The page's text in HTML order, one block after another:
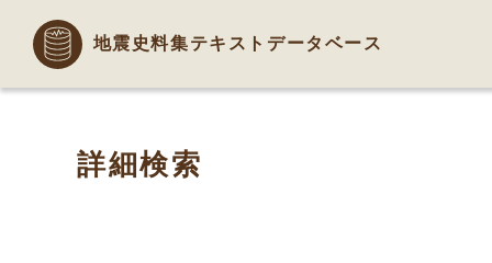
地震史料集テキストデータベース
詳細検索